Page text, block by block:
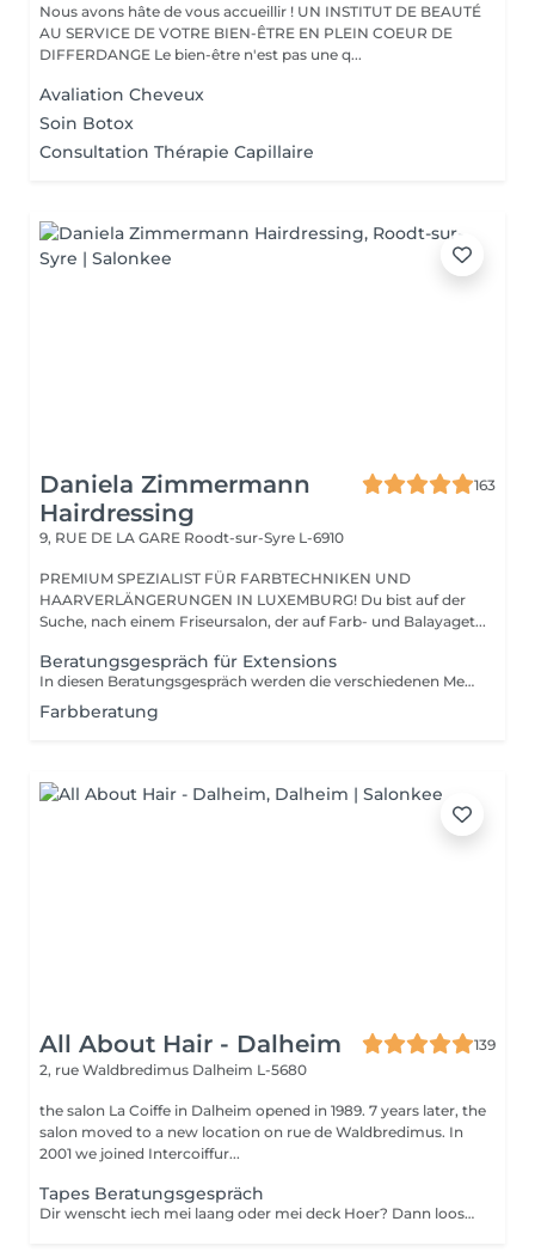
Nous avons hâte de vous accueillir ! UN INSTITUT DE BEAUTÉ
AU SERVICE DE VOTRE BIEN-ÊTRE EN PLEIN COEUR DE
DIFFERDANGE Le bien-être n'est pas une q...
Avaliation Cheveux
Soin Botox
Consultation Thérapie Capillaire
Daniela Zimmermann
Hairdressing
163
9, RUE DE LA GARE Roodt-sur-Syre L-6910
PREMIUM SPEZIALIST FÜR FARBTECHNIKEN UND
HAARVERLÄNGERUNGEN IN LUXEMBURG! Du bist auf der
Suche, nach einem Friseursalon, der auf Farb- und Balayaget...
Beratungsgespräch für Extensions
In diesen Beratungsgespräch werden die verschiedenen Methoden erklärt und individuell ausgesucht. Wir bestimmen die Farbe und rechnen den genauen Preis.
Farbberatung
All About Hair - Dalheim
139
2, rue Waldbredimus Dalheim L-5680
the salon La Coiffe in Dalheim opened in 1989. 7 years later, the
salon moved to a new location on rue de Waldbredimus. In
2001 we joined Intercoiffur...
Tapes Beratungsgespräch
Dir wenscht iech mei laang oder mei deck Hoer? Dann loost iech proffesionnel beroden.